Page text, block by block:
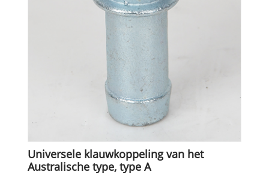
Universele klauwkoppeling van het
Australische type, type A